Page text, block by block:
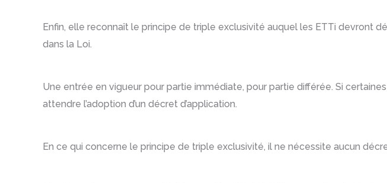
Enfin, elle reconnaît le principe de triple exclusivité auquel les ETTi devront
dans la Loi.
Une entrée en vigueur pour partie immédiate, pour partie différée. Si
attendre l’adoption d’un décret d’application.
En ce qui concerne le principe de triple exclusivité, il ne nécessite aucun